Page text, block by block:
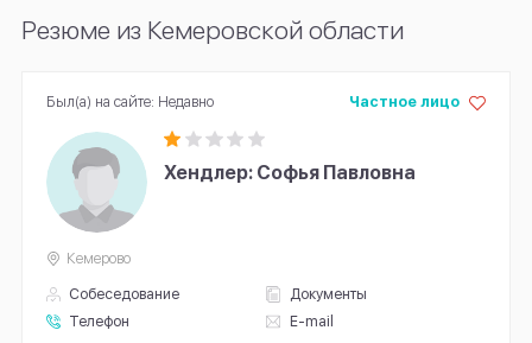
Резюме из Кемеровской области
Хендлер: Софья Павловна
Собеседование
Документы
Телефон
E-mail
Частное лицо
Кемерово
Был(а) на сайте: Недавно